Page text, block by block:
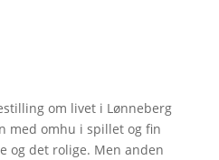
om livet i Lønneberg
med omhu i spillet og fin
og det rolige. Men anden